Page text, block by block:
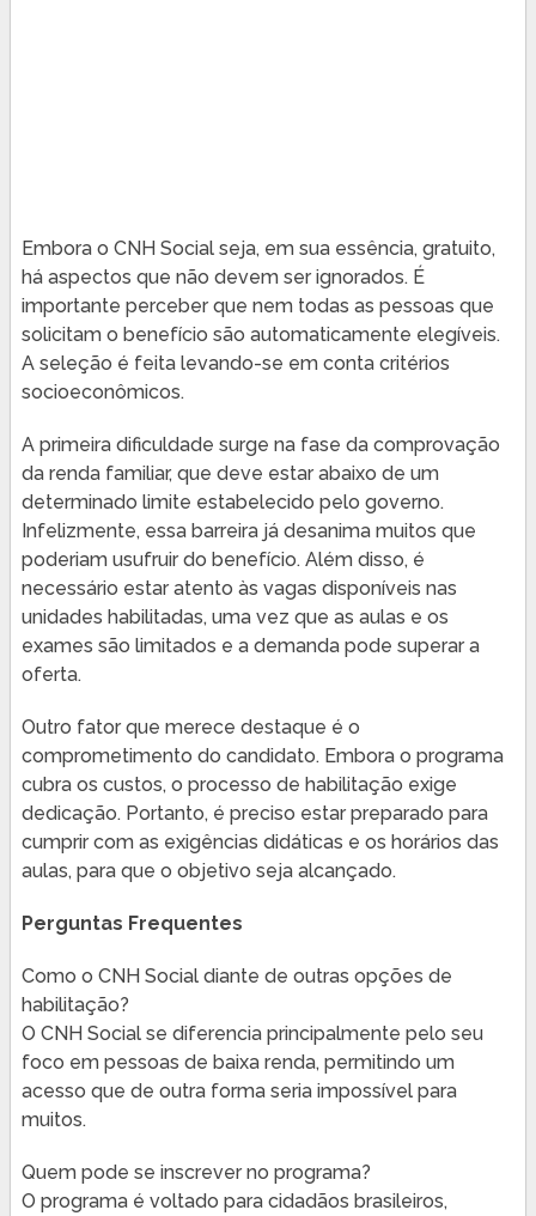
Embora o CNH Social seja, em sua essência, gratuito,
há aspectos que não devem ser ignorados. É
importante perceber que nem todas as pessoas que
solicitam o benefício são automaticamente elegíveis.
A seleção é feita levando-se em conta critérios
socioeconômicos.
A primeira dificuldade surge na fase da comprovação
da renda familiar, que deve estar abaixo de um
determinado limite estabelecido pelo governo.
Infelizmente, essa barreira já desanima muitos que
poderiam usufruir do benefício. Além disso, é
necessário estar atento às vagas disponíveis nas
unidades habilitadas, uma vez que as aulas e os
exames são limitados e a demanda pode superar a
oferta.
Outro fator que merece destaque é o
comprometimento do candidato. Embora o programa
cubra os custos, o processo de habilitação exige
dedicação. Portanto, é preciso estar preparado para
cumprir com as exigências didáticas e os horários das
aulas, para que o objetivo seja alcançado.
Perguntas Frequentes
Como o CNH Social diante de outras opções de
habilitação?
O CNH Social se diferencia principalmente pelo seu
foco em pessoas de baixa renda, permitindo um
acesso que de outra forma seria impossível para
muitos.
Quem pode se inscrever no programa?
O programa é voltado para cidadãos brasileiros,